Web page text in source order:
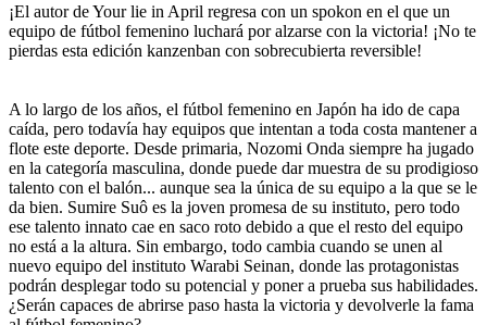
¡El autor de Your lie in April regresa con un spokon en el que un
equipo de fútbol femenino luchará por alzarse con la victoria! ¡No te
pierdas esta edición kanzenban con sobrecubierta reversible!
A lo largo de los años, el fútbol femenino en Japón ha ido de capa
caída, pero todavía hay equipos que intentan a toda costa mantener a
flote este deporte. Desde primaria, Nozomi Onda siempre ha jugado
en la categoría masculina, donde puede dar muestra de su prodigioso
talento con el balón... aunque sea la única de su equipo a la que se le
da bien. Sumire Suô es la joven promesa de su instituto, pero todo
ese talento innato cae en saco roto debido a que el resto del equipo
no está a la altura. Sin embargo, todo cambia cuando se unen al
nuevo equipo del instituto Warabi Seinan, donde las protagonistas
podrán desplegar todo su potencial y poner a prueba sus habilidades.
¿Serán capaces de abrirse paso hasta la victoria y devolverle la fama